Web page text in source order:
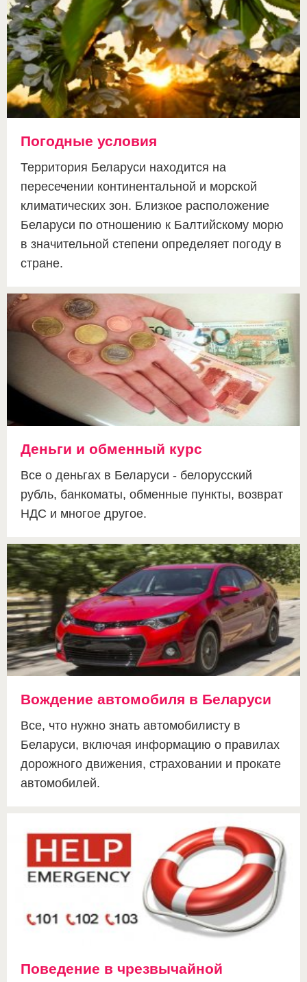
Погодные условия
Территория Беларуси находится на
пересечении континентальной и морской
климатических зон. Близкое расположение
Беларуси по отношению к Балтийскому морю
в значительной степени определяет погоду в
стране.
Деньги и обменный курс
Все о деньгах в Беларуси - белорусский
рубль, банкоматы, обменные пункты, возврат
НДС и многое другое.
Вождение автомобиля в Беларуси
Все, что нужно знать автомобилисту в
Беларуси, включая информацию о правилах
дорожного движения, страховании и прокате
автомобилей.
Поведение в чрезвычайной